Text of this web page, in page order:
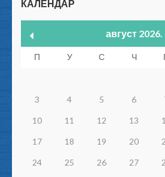
КАЛЕНДАР
август 2026.
П У С Ч
3 4 5 6
10 11 12 13
17 18 19 20
24 25 26 27